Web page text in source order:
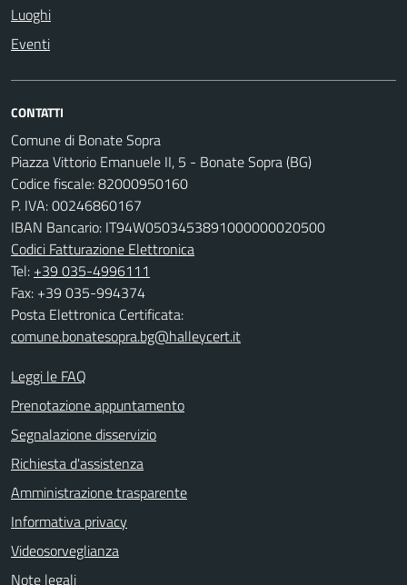
Luoghi
Eventi
CONTATTI
Comune di Bonate Sopra
Piazza Vittorio Emanuele II, 5 - Bonate Sopra (BG)
Codice fiscale: 82000950160
P. IVA: 00246860167
IBAN Bancario: IT94W0503453891000000020500
Codici Fatturazione Elettronica
Tel: +39 035-4996111
Fax: +39 035-994374
Posta Elettronica Certificata:
comune.bonatesopra.bg@halleycert.it
Leggi le FAQ
Prenotazione appuntamento
Segnalazione disservizio
Richiesta d'assistenza
Amministrazione trasparente
Informativa privacy
Videosorveglianza
Note legali